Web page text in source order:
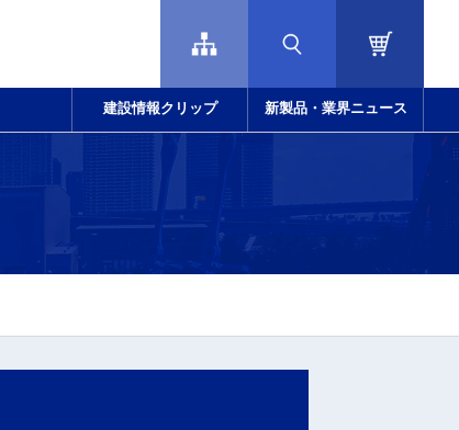
建設情報クリップ 新製品・業界ニュース